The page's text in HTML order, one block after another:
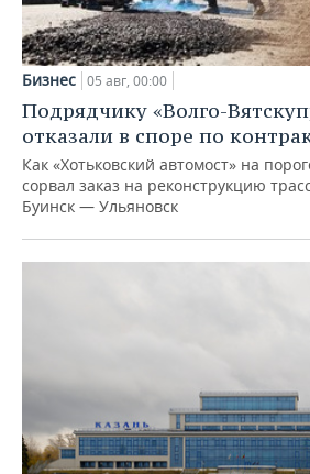
Бизнес 05 авг, 00:00
Подрядчику «Волго-
отказали в споре по
Как «Хотьковский автомост» на
сорвал заказ на реконструкцию
Буинск — Ульяновск